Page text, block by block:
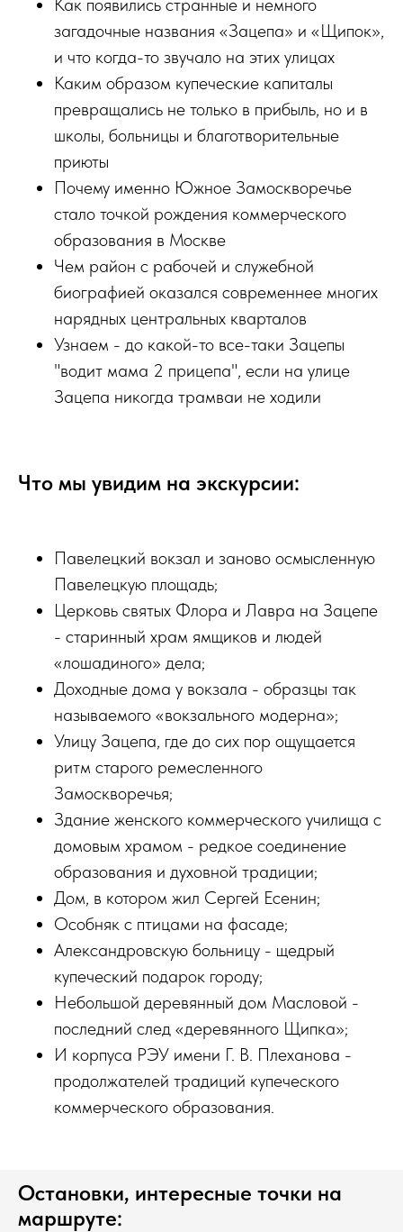
загадочные названия «Зацепа» и «Щипок»,
и что когда-то звучало на этих улицах
Каким образом купеческие капиталы
превращались не только в прибыль, но и в
школы, больницы и благотворительные
приюты
Почему именно Южное Замоскворечье
стало точкой рождения коммерческого
образования в Москве
Чем район с рабочей и служебной
биографией оказался современнее многих
нарядных центральных кварталов
Узнаем - до какой-то все-таки Зацепы
"водит мама 2 прицепа", если на улице
Зацепа никогда трамваи не ходили
Что мы увидим на экскурсии:
Павелецкий вокзал и заново осмысленную
Павелецкую площадь;
Церковь святых Флора и Лавра на Зацепе
- старинный храм ямщиков и людей
«лошадиного» дела;
Доходные дома у вокзала - образцы так
называемого «вокзального модерна»;
Улицу Зацепа, где до сих пор ощущается
ритм старого ремесленного
Замоскворечья;
Здание женского коммерческого училища с
домовым храмом - редкое соединение
образования и духовной традиции;
Дом, в котором жил Сергей Есенин;
Особняк с птицами на фасаде;
Александровскую больницу - щедрый
купеческий подарок городу;
Небольшой деревянный дом Масловой -
последний след «деревянного Щипка»;
И корпуса РЭУ имени Г. В. Плеханова -
продолжателей традиций купеческого
коммерческого образования.
Остановки, интересные точки на
маршруте: